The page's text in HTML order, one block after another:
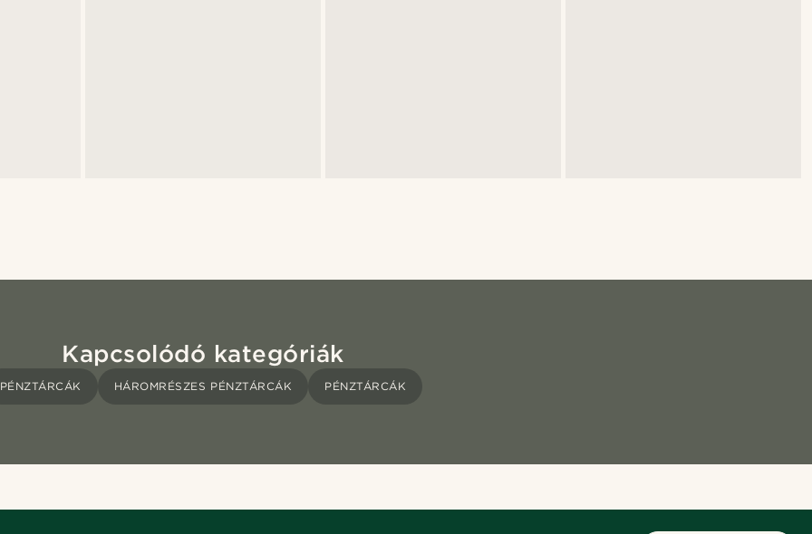
Kapcsolódó kategóriák
PÉNZTÁRCÁK HÁROMRÉSZES PÉNZTÁRCÁK PÉNZTÁRCÁK